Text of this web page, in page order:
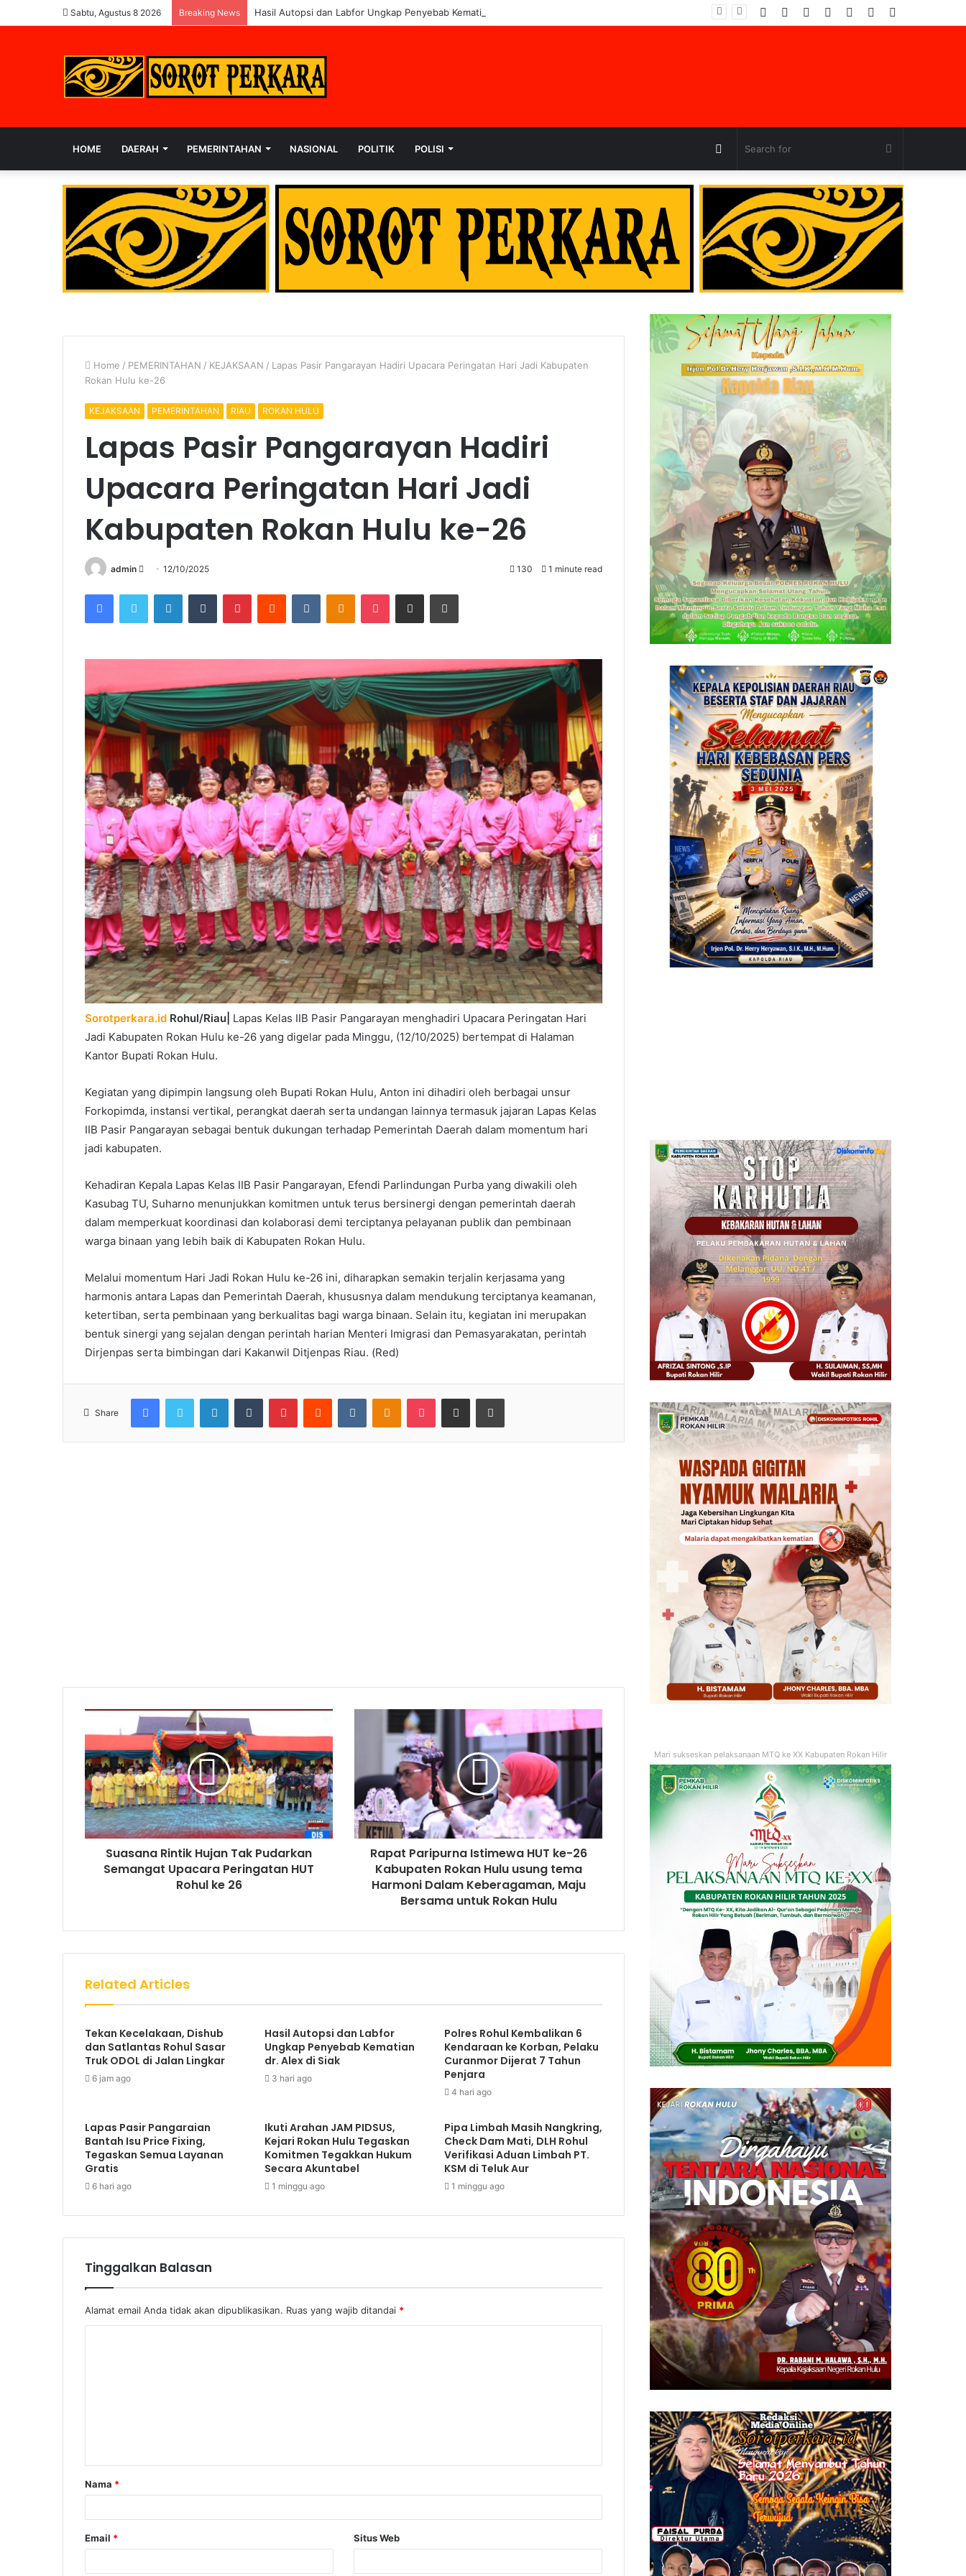
Sabtu, Agustus 8 2026 Breaking News Hasil Autopsi dan Labfor Ungkap Penyebab Kematian dr. Alex di Siak
Random
Log
Instagram
YouTube
Twitter
Facebook
HOME DAERAH PEMERINTAHAN NASIONAL POLITIK POLISI Search
for
Random
Article
Home / PEMERINTAHAN / KEJAKSAAN / Lapas Pasir Pangarayan Hadiri Upacara Peringatan Hari Jadi Kabupaten
Rokan Hulu ke-26
KEJAKSAAN PEMERINTAHAN RIAU ROKAN HULU
Lapas Pasir Pangarayan Hadiri
Upacara Peringatan Hari Jadi
Kabupaten Rokan Hulu ke-26
admin
Send12/10/2025 130 1 minute read
FacebookTwitter LinkedInTumblr PinterestReddit VKontakteOdnoklassniki
Pocket Share via Email Print
Sorotperkara.id Rohul/Riau| Lapas Kelas IIB Pasir Pangarayan menghadiri Upacara Peringatan Hari
Jadi Kabupaten Rokan Hulu ke-26 yang digelar pada Minggu, (12/10/2025) bertempat di Halaman
Kantor Bupati Rokan Hulu.
Kegiatan yang dipimpin langsung oleh Bupati Rokan Hulu, Anton ini dihadiri oleh berbagai unsur
Forkopimda, instansi vertikal, perangkat daerah serta undangan lainnya termasuk jajaran Lapas Kelas
IIB Pasir Pangarayan sebagai bentuk dukungan terhadap Pemerintah Daerah dalam momentum hari
jadi kabupaten.
Kehadiran Kepala Lapas Kelas IIB Pasir Pangarayan, Efendi Parlindungan Purba yang diwakili oleh
Kasubag TU, Suharno menunjukkan komitmen untuk terus bersinergi dengan pemerintah daerah
dalam memperkuat koordinasi dan kolaborasi demi terciptanya pelayanan publik dan pembinaan
warga binaan yang lebih baik di Kabupaten Rokan Hulu.
Melalui momentum Hari Jadi Rokan Hulu ke-26 ini, diharapkan semakin terjalin kerjasama yang
harmonis antara Lapas dan Pemerintah Daerah, khususnya dalam mendukung terciptanya keamanan,
ketertiban, serta pembinaan yang berkualitas bagi warga binaan. Selain itu, kegiatan ini merupakan
bentuk sinergi yang sejalan dengan perintah harian Menteri Imigrasi dan Pemasyarakatan, perintah
Dirjenpas serta bimbingan dari Kakanwil Ditjenpas Riau. (Red)
Share
FacebookTwitter LinkedInTumblr PinterestReddit VKontakteOdnoklassniki
Pocket Share via Email Print
Suasana Rintik Hujan Tak Pudarkan
Semangat Upacara Peringatan HUT
Rohul ke 26
Rapat Paripurna Istimewa HUT ke-26
Kabupaten Rokan Hulu usung tema
Harmoni Dalam Keberagaman, Maju
Bersama untuk Rokan Hulu
Related Articles
Tekan Kecelakaan, Dishub
dan Satlantas Rohul Sasar
Truk ODOL di Jalan Lingkar
6 jam ago
Hasil Autopsi dan Labfor
Ungkap Penyebab Kematian
dr. Alex di Siak
3 hari ago
Polres Rohul Kembalikan 6
Kendaraan ke Korban, Pelaku
Curanmor Dijerat 7 Tahun
Penjara
4 hari ago
Lapas Pasir Pangaraian
Bantah Isu Price Fixing,
Tegaskan Semua Layanan
Gratis
6 hari ago
Ikuti Arahan JAM PIDSUS,
Kejari Rokan Hulu Tegaskan
Komitmen Tegakkan Hukum
Secara Akuntabel
1 minggu ago
Pipa Limbah Masih Nangkring,
Check Dam Mati, DLH Rohul
Verifikasi Aduan Limbah PT.
KSM di Teluk Aur
1 minggu ago
Tinggalkan Balasan
Alamat email Anda tidak akan dipublikasikan. Ruas yang wajib ditandai *
Nama *
Email * Situs Web
Mari sukseskan pelaksanaan MTQ ke XX Kabupaten Rokan Hilir